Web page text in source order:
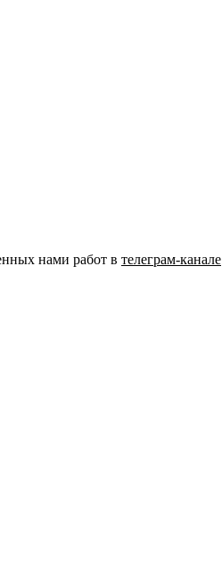
нами работ в телеграм-канале